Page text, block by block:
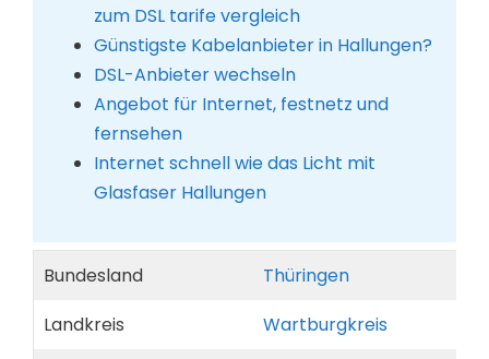
zum DSL tarife vergleich
Günstigste Kabelanbieter in Hallungen?
DSL-Anbieter wechseln
Angebot für Internet, festnetz und
fernsehen
Internet schnell wie das Licht mit
Glasfaser Hallungen
Bundesland
Thüringen
Landkreis
Wartburgkreis